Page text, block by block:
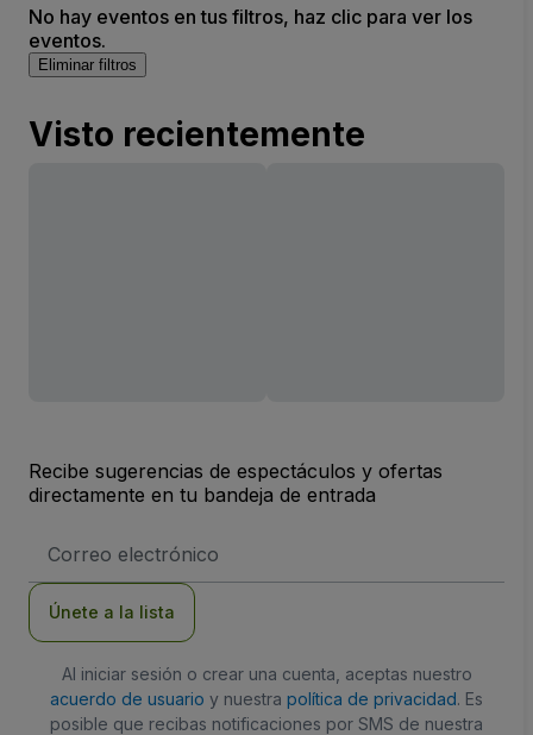
No hay eventos en tus filtros, haz clic para ver los
eventos.
Eliminar filtros
Visto recientemente
Recibe sugerencias de espectáculos y ofertas
directamente en tu bandeja de entrada
de
Únete a la lista
Al iniciar sesión o crear una cuenta, aceptas nuestro
acuerdo de usuario y nuestra política de privacidad. Es
posible que recibas notificaciones por SMS de nuestra